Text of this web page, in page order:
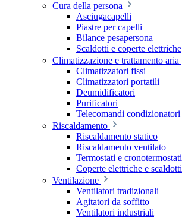
Cura della persona
Asciugacapelli
Piastre per capelli
Bilance pesapersona
Scaldotti e coperte elettriche
Climatizzazione e trattamento aria
Climatizzatori fissi
Climatizzatori portatili
Deumidificatori
Purificatori
Telecomandi condizionatori
Riscaldamento
Riscaldamento statico
Riscaldamento ventilato
Termostati e cronotermostati
Coperte elettriche e scaldotti
Ventilazione
Ventilatori tradizionali
Agitatori da soffitto
Ventilatori industriali